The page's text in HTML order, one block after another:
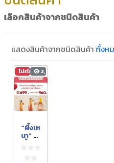
เลือกสินค้าจากชนิดสินค้า
แสดงสินค้าจากชนิดสินค้า ทั้งห
โปรโมชัน2,094
"ผึ้งเห
นา" น้ำ